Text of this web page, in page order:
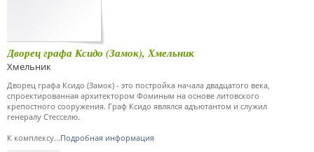
Дворец графа Ксидо (Замок), Хмельник
Хмельник
Дворец графа Ксидо (Замок) - это постройка начала двадцатого века,
спроектированная архитектором Фоминым на основе литовского
крепостного сооружения. Граф Ксидо являлся адъютантом и служил
генералу Стесселю.
К комплексу...Подробная информация